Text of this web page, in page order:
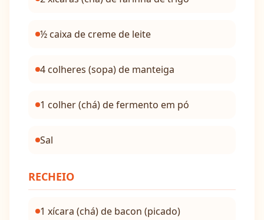
½ caixa de creme de leite
4 colheres (sopa) de manteiga
1 colher (chá) de fermento em pó
Sal
RECHEIO
1 xícara (chá) de bacon (picado)